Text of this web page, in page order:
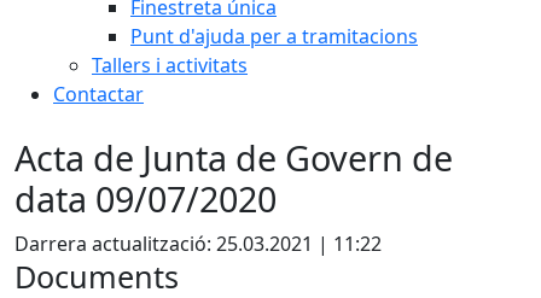
Finestreta única
Punt d'ajuda per a tramitacions
Tallers i activitats
Contactar
Acta de Junta de Govern de
data 09/07/2020
Darrera actualització: 25.03.2021 | 11:22
Documents